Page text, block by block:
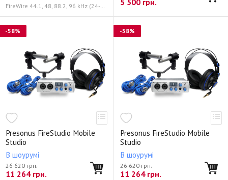
FireWire 44.1, 48, 88.2, 96 kHz (24-bit) 5 500 грн.
Presonus FireStudio Mobile
Studio
В шоурумі
26 620 грн.
11 264грн.
-58%
Presonus FireStudio Mobile
Studio
В шоурумі
26 620 грн.
11 264грн.
-58%